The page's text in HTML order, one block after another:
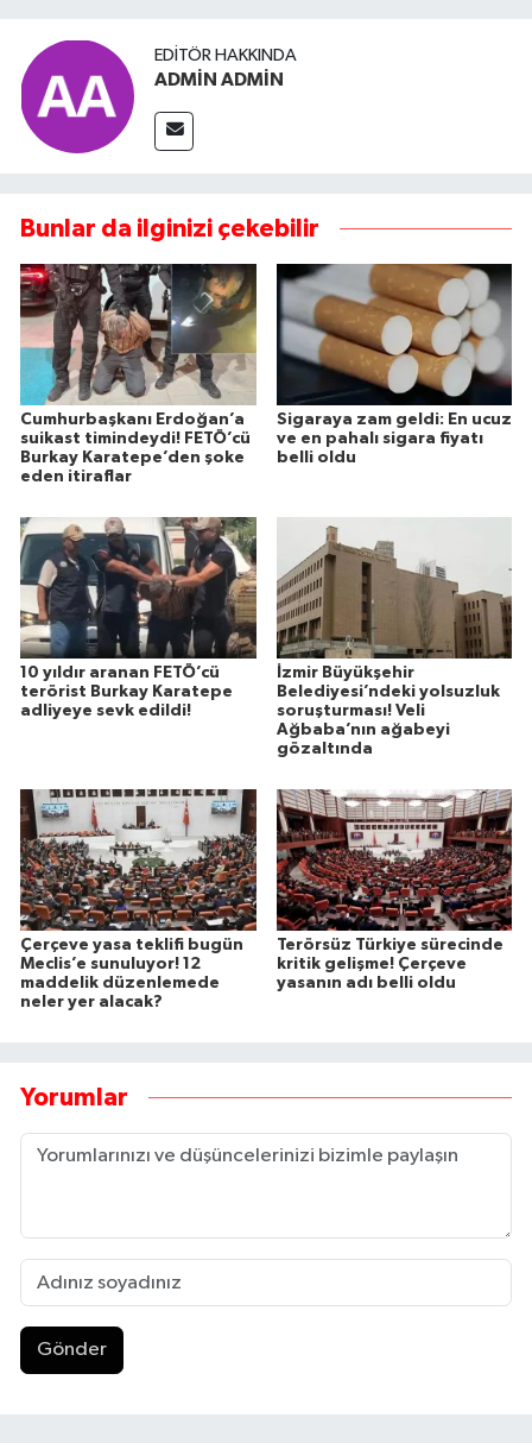
EDITÖR HAKKINDA
ADMİN ADMİN
Bunlar da ilginizi çekebilir
Cumhurbaşkanı Erdoğan’a
suikast timindeydi! FETÖ’cü
Burkay Karatepe’den şoke
eden itiraflar
Sigaraya zam geldi: En ucuz
ve en pahalı sigara fiyatı
belli oldu
10 yıldır aranan FETÖ’cü
terörist Burkay Karatepe
adliyeye sevk edildi!
İzmir Büyükşehir
Belediyesi’ndeki yolsuzluk
soruşturması! Veli
Ağbaba’nın ağabeyi
gözaltında
Çerçeve yasa teklifi bugün
Meclis’e sunuluyor! 12
maddelik düzenlemede
neler yer alacak?
Terörsüz Türkiye sürecinde
kritik gelişme! Çerçeve
yasanın adı belli oldu
Yorumlar
Gönder